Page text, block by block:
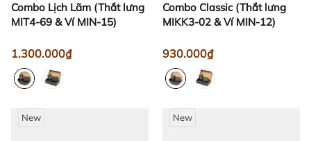
Combo Lịch Lãm (Thắt lưng
MIT4-69 & Ví MIN-15)
1.300.000₫
Combo Classic (Thắt lưng
MIKK3-02 & Ví MIN-12)
930.000₫
New New